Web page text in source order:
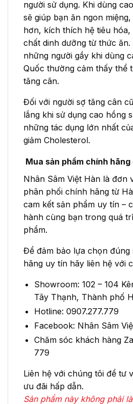
người sử dụng. Khi dùng
sẽ giúp bạn ăn ngon
hơn, kích thích hệ tiêu
chất dinh dưỡng từ thức
những người gầy khi dùng
Quốc thường cảm thấy thể
tăng cân.
Đối với người sợ tăng cân
lắng khi sử dụng cao hồng
những tác dụng lớn nhất
giảm Cholesterol.
Mua sản phẩm chính hãng
Nhân Sâm Việt Hàn là đơn
phân phối chính hãng từ
cam kết sản phẩm uy tín –
hành cùng bạn trong quá
phẩm.
Để đảm bảo lựa chọn đúng
hãng uy tín hãy liên hệ với
Showroom: 102 – 104
Tây Thạnh, Thành phố
Hotline: 0907.277.779
Facebook: Nhân Sâm
Chăm sóc khách hàng
779
Liên hệ với chúng tôi để tư
ưu đãi hấp dẫn.
Sản phẩm này không phải